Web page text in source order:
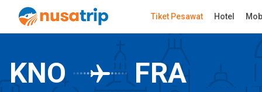
Tiket Pesawat Hotel
KNO FRA